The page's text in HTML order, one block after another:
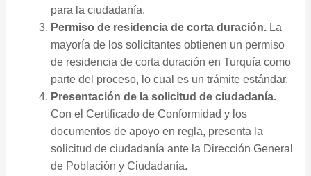
para la ciudadanía.
Permiso de residencia de corta duración.La
mayoría de los solicitantes obtienen un permiso
de residencia de corta duración en Turquía como
parte del proceso, lo cual es un trámite estándar.
Presentación de la solicitud de ciudadanía.
Con el Certificado de Conformidad y los
documentos de apoyo en regla, presenta la
solicitud de ciudadanía ante la Dirección General
de Población y Ciudadanía.